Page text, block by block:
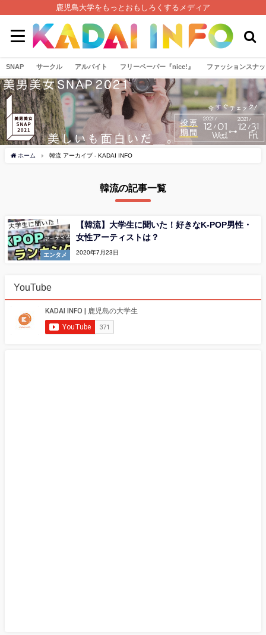
鹿児島大学をもっとおもしろくするメディア
SNAP サークル アルバイト フリーペーパー『nice!』 ファッションスナ
ホーム 韓流 アーカイブ - KADAI INFO
韓流の記事一覧
エンタメ
【韓流】大学生に聞いた！好きなK-POP男性・
女性アーティストは？
2020年7月23日
YouTube